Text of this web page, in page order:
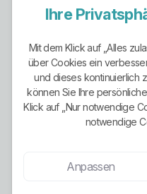
ist hier wenigstens
Die Ökostrom-
ARNstrom.natur wird
100 Prozent
beworben wird. Auf
zusätzlich konkret
deutlich greifbarer als
Marketinggewäsch
Ihre
Mit dem Klick auf „Alles
über Cookies ein
und dieses kontinuierlich
können Sie Ihre
Klick auf „Nur notwendige
notwendige
Anpassen